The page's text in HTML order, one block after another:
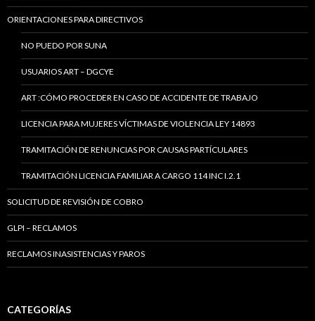
ORIENTACIONES PARA DIRECTIVOS
NO PUEDO POR SUNA
USUARIOS ART – DGCYE
ART :CÓMO PROCEDER EN CASO DE ACCIDENTE DE TRABAJO
LICENCIA PARA MUJERES VÍCTIMAS DE VIOLENCIA LEY 14893
TRAMITACIÓN DE RENUNCIAS POR CAUSAS PARTÍCULARES
TRAMITACIÓN LICENCIA FAMILIAR A CARGO 114 INC I.2.1
SOLICITUD DE REVISIÓN DE COBRO
GLPI – RECLAMOS
RECLAMOS INASISTENCIAS Y PAROS
CATEGORÍAS